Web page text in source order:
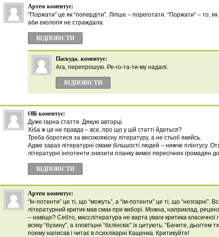
Артем коментує:
“Поржати” це як “попердіти”. Ліпше – пореготати. “Поржати” – то,
аби екологія не страждала.
ВІДПОВІCТИ
Паскуда. коментує:
Ага, перепрошую. Ре-го-та-ти-му надалі.
ВІДПОВІCТИ
Olli коментує:
Дуже гарна стаття. Дякую авторці.
Хіба ж це не правда – все, про що у цій статті йдеться?
Треба боротися за високоякісну літературу, а не стьоб якийсь.
Адже зараз літературні смаки більшості людей – нижче плінтусу.
літературні інпотенти знизити планку вимог пересічних громадян
ВІДПОВІCТИ
Артем коментує:
“Ін-потенти” це ті, що “можуть”, а “ім-потенти” це ті, що “незгарні”.
літературний критик мав смак при виборі. Можна, наприклад,
– навіщо? Себто, масслітература не варта уваги критика класичної
всяку “бузину”, а зловтішні “бєлінскіє” їх цитують: “Бачите,
поему написав і читає в психлікарні Кащенка. Критикуйте!